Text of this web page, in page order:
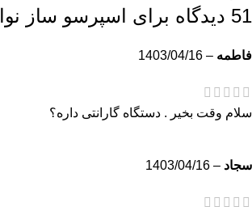
51 دیدگاه برای اسپرسو ساز نوا
فاطمه –
1403/04/16
سلام وقت بخیر . دستگاه گارانتی داره؟
سجاد –
1403/04/16